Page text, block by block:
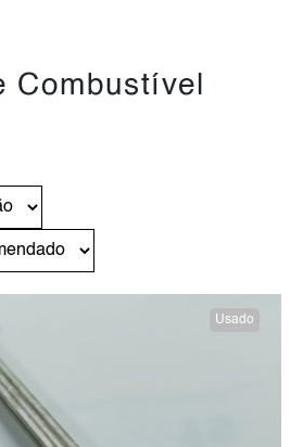
Combustível
Usado